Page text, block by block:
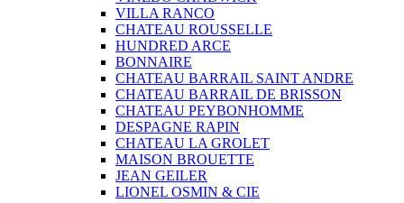
VILLA RANCO
CHATEAU ROUSSELLE
HUNDRED ARCE
BONNAIRE
CHATEAU BARRAIL SAINT ANDRE
CHATEAU BARRAIL DE BRISSON
CHATEAU PEYBONHOMME
DESPAGNE RAPIN
CHATEAU LA GROLET
MAISON BROUETTE
JEAN GEILER
LIONEL OSMIN & CIE